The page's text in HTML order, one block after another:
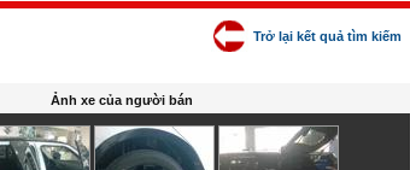
Trở lại kết quả tìm kiếm
Ảnh xe của người bán